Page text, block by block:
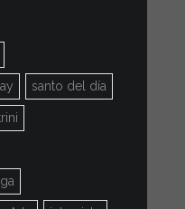
santo del día